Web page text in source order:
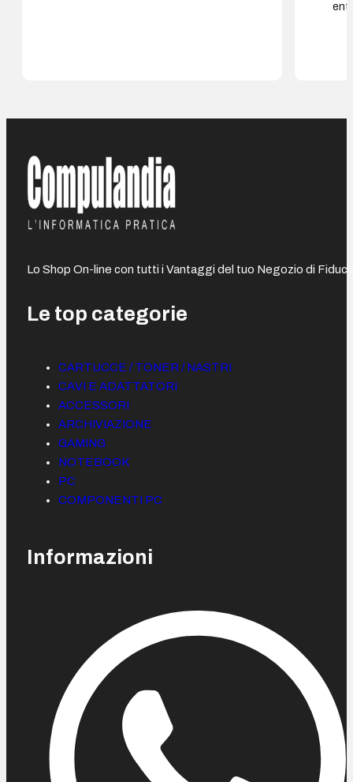
Lo Shop On-line con tutti i Vantaggi del tuo Negozio di
Le top categorie
CARTUCCE / TONER / NASTRI
CAVI E ADATTATORI
ACCESSORI
ARCHIVIAZIONE
GAMING
NOTEBOOK
PC
COMPONENTI PC
Informazioni